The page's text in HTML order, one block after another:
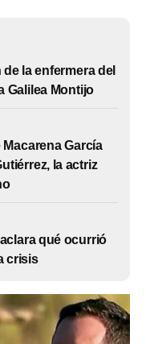
la enfermera del
Galilea Montijo
García
la actriz
qué ocurrió
crisis